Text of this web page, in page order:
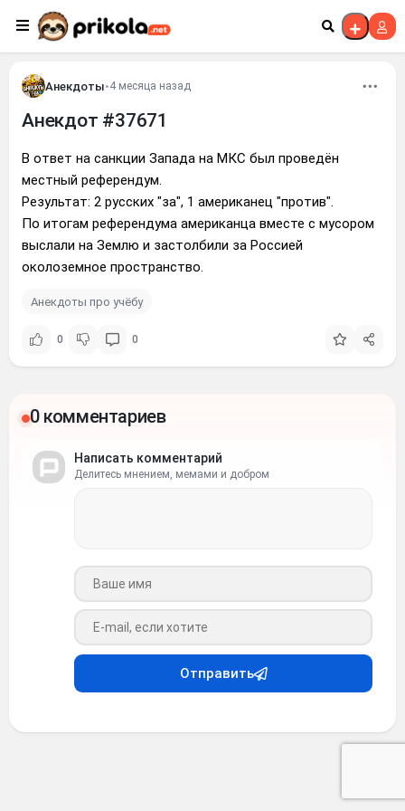
Перейти к контенту
Анекдоты•4 месяца назад
Анекдот #37671
В ответ на санкции Запада на МКС был проведён
местный референдум.
Результат: 2 русских "за", 1 американец "против".
По итогам референдума американца вместе с мусором
выслали на Землю и застолбили за Россией
околоземное пространство.
Анекдоты про учёбу
0 0
0 комментариев
Написать комментарий
Делитесь мнением, мемами и добром
Ваше имя
Ваш e-mail
Отправить